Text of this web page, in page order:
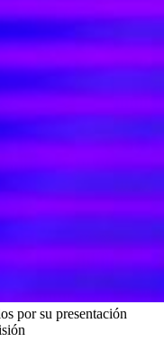
por su presentación